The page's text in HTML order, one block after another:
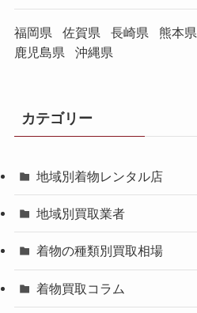
福岡県 佐賀県 長崎県 熊本県
鹿児島県
沖縄県
カテゴリー
地域別着物レンタル店
地域別買取業者
着物の種類別買取相場
着物買取コラム